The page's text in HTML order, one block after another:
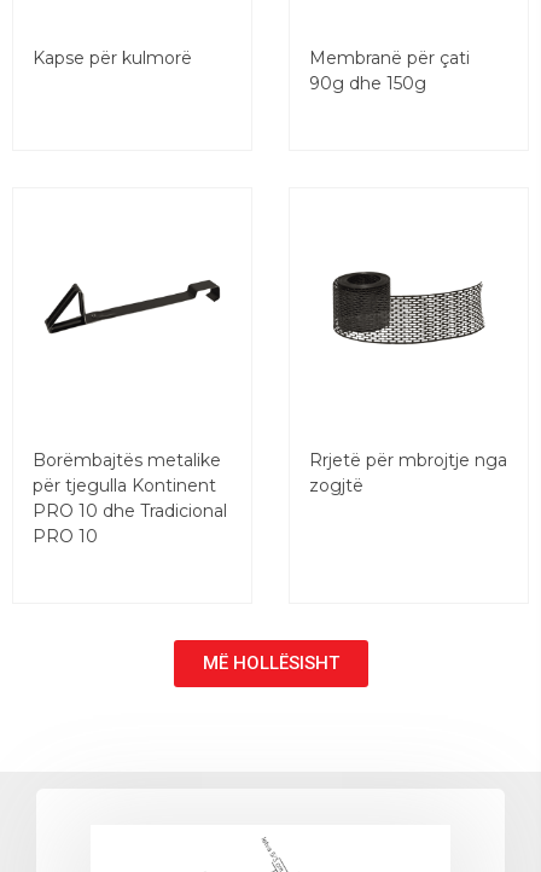
Kapse për kulmorë
Membranë për çati
90g dhe 150g
Borëmbajtës metalike
për tjegulla Kontinent
PRO 10 dhe Tradicional
PRO 10
Rrjetë për mbrojtje nga
zogjtë
MË HOLLËSISHT